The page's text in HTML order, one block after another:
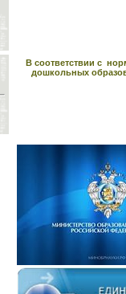
В соответствии с
дошкольных